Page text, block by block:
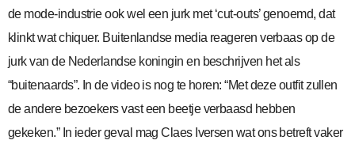
de mode-industrie ook wel een jurk met ‘cut-outs’ genoemd, dat
klinkt wat chiquer. Buitenlandse media reageren verbaas op de
jurk van de Nederlandse koningin en beschrijven het als
“buitenaards”. In de video is nog te horen: “Met deze outfit zullen
de andere bezoekers vast een beetje verbaasd hebben
gekeken.” In ieder geval mag Claes Iversen wat ons betreft vaker